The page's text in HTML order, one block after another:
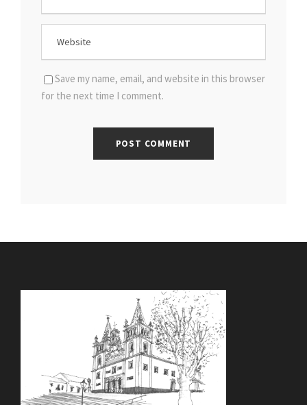
Save my name, email, and website in this browser
for the next time I comment.